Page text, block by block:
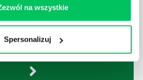
na wszystkie
Spersonalizuj
Dzięki nim wszystkie firmy
do ujednolicenia jakości
do klientów.